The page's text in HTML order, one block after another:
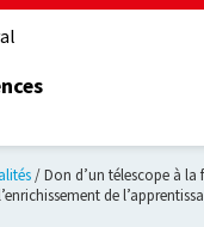
Aller au
Don d’un télescope à la
de